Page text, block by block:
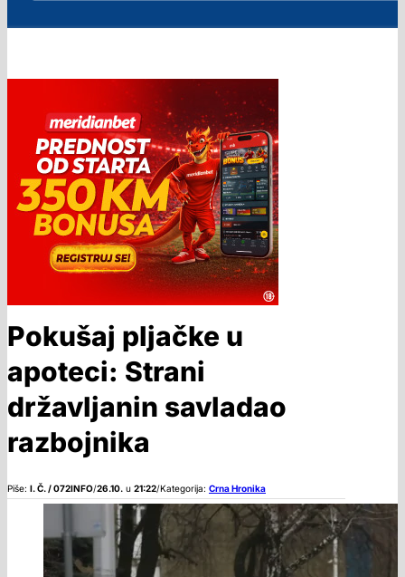
Pokušaj pljačke u
apoteci: Strani
državljanin savladao
razbojnika
Piše: I. Č. / 072INFO/26.10. u 21:22/Kategorija: Crna Hronika